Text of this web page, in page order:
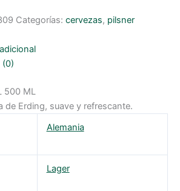
Categorías: cervezas, pilsner
(0)
500 ML
de Erding, suave y refrescante.
Alemania
Lager